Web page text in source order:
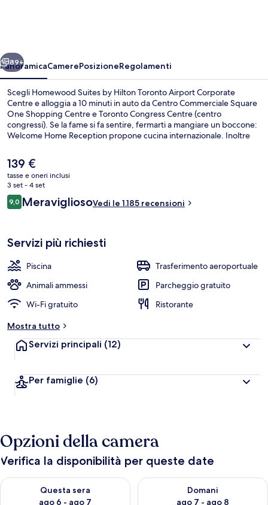
Airport
Corporate
Centre
Avanti
89+
PanoramicaCamerePosizioneRegolamenti
Scegli Homewood Suites by Hilton Toronto Airport Corporate
Centre e alloggia a 10 minuti in auto da Centro Commerciale Square
One Shopping Centre e Toronto Congress Centre (centro
congressi). Se la fame si fa sentire, fermarti a mangiare un boccone:
Welcome Home Reception propone cucina internazionale. Inoltre
ancora. Troverai anche una piscina coperta e una navetta gratuita da
e per l'aeroporto; le dotazioni in camera includono
lavatrici/asciugatrici e frigoriferi. Le recensioni degli ospiti lodano il
personale gentile della struttura.
Il
prezzo
attuale
è
139 €
139 €
tasse e oneri inclusi
3 set - 4 set
Recensioni
9,09,0 su 10
MeravigliosoVedi le 1.185 recensioni
Servizi più richiesti
Piscina
Trasferimento aeroportuale
Animali ammessi
Parcheggio gratuito
Wi-Fi gratuito
Ristorante
Mostra tutto
Servizi principali (12)
Per famiglie (6)
Opzioni della camera
Verifica la disponibilità per queste date
Questa sera
ago 6 - ago 7
Verifica la disponibilità per questa sera, ago 6 - ago 7
Domani
ago 7 - ago 8
Verifica la disponibilità per